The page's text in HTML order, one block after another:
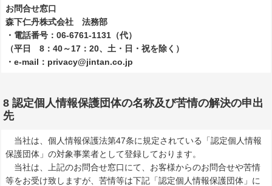
お問合せ窓口
森下仁丹株式会社 法務部
・電話番号：06-6761-1131（代）
（平日 8：40～17：20、土・日・祝を除く）
・e-mail：privacy@jintan.co.jp
8 認定個人情報保護団体の名称及び苦情の解決の申出
先
当社は、個人情報保護法第47条に規定されている「認定個人情報
保護団体」の対象事業者として登録しております。
当社は、上記のお問合せ窓口にて、お客様からのお問合せや苦情
等をお受け致しますが、苦情等は下記「認定個人情報保護団体」に